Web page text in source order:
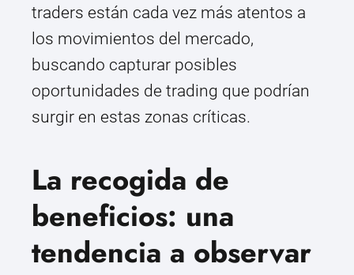
traders están cada vez más atentos a
los movimientos del mercado,
buscando capturar posibles
oportunidades de trading que podrían
surgir en estas zonas críticas.
La recogida de
beneficios: una
tendencia a observar